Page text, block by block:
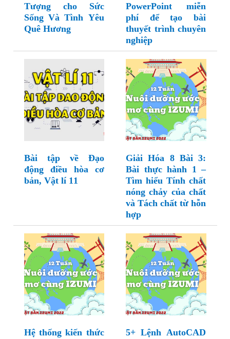
Tượng cho Sức
Sống Và Tình Yêu
Quê Hương
PowerPoint miễn
phí để tạo bài
thuyết trình chuyên
nghiệp
Bài tập về Đạo
động điều hòa cơ
bản, Vật lí 11
Giải Hóa 8 Bài 3:
Bài thực hành 1 –
Tìm hiểu Tính chất
nóng chảy của chất
và Tách chất từ hỗn
hợp
Hệ thống kiến thức
5+ Lệnh AutoCAD